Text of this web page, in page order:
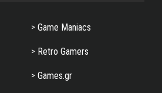
Game Maniacs
Retro Gamers
Games.gr